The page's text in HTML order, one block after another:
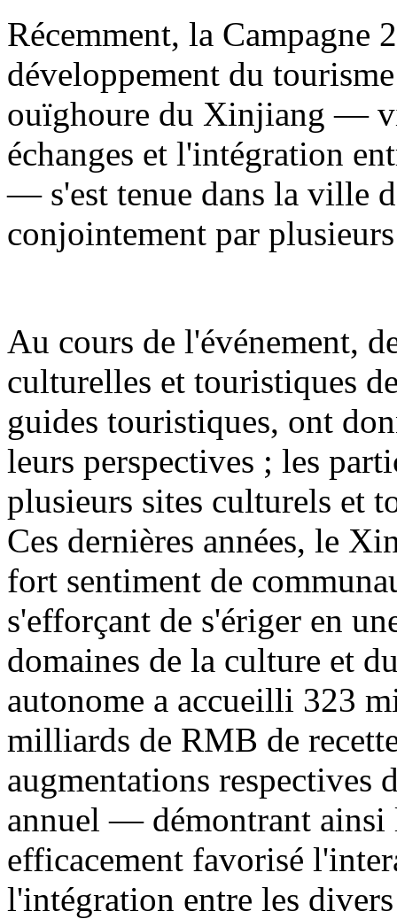
Récemment, la Campagne
développement du
ouïghoure du Xinjiang —
échanges et l'intégration
— s'est tenue dans la ville
conjointement par
Au cours de l'événement,
culturelles et touristiques
guides touristiques, ont
leurs perspectives ; les
plusieurs sites culturels et
Ces dernières années, le
fort sentiment de
s'efforçant de s'ériger en
domaines de la culture et
autonome a accueilli 323
milliards de RMB de
augmentations respectives
annuel — démontrant ainsi
efficacement favorisé
l'intégration entre les